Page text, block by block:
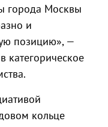
города Москвы
и
позицию», —
категорическое
кольце